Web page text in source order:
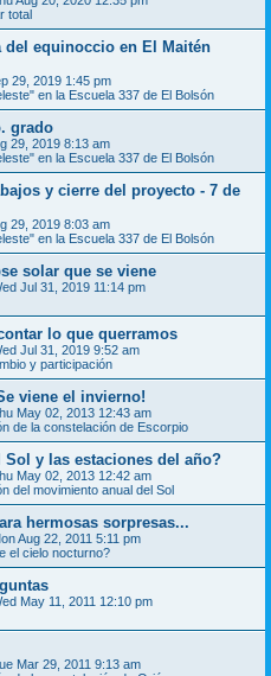
total
del equinoccio en El Maitén
29, 2019 1:45 pm
en la Escuela 337 de El Bolsón
grado
29, 2019 8:13 am
en la Escuela 337 de El Bolsón
y cierre del proyecto - 7 de
29, 2019 8:03 am
en la Escuela 337 de El Bolsón
solar que se viene
Jul 31, 2019 11:14 pm
lo que querramos
Jul 31, 2019 9:52 am
y participación
viene el invierno!
May 02, 2013 12:43 am
de la constelación de Escorpio
Sol y las estaciones del año?
May 02, 2013 12:42 am
del movimiento anual del Sol
hermosas sorpresas...
Aug 22, 2011 5:11 pm
el cielo nocturno?
May 11, 2011 12:10 pm
Mar 29, 2011 9:13 am